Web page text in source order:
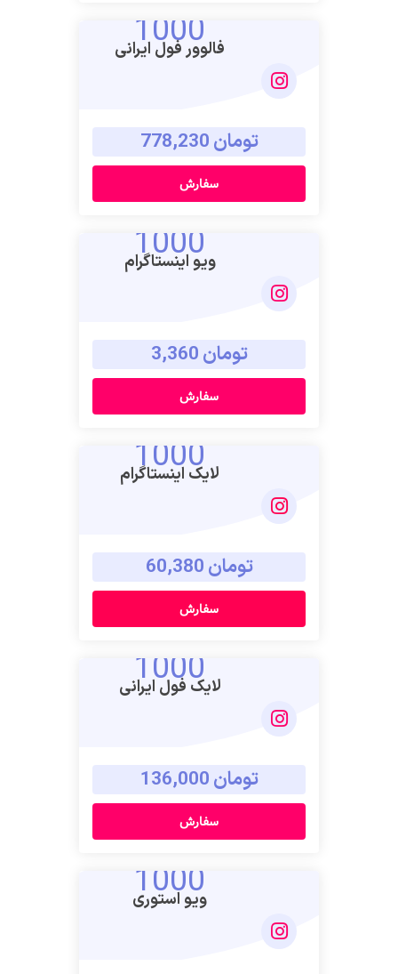
1000
فالوور فول ایرانی
تومان 778,230
سفارش
1000
ویو اینستاگرام
تومان 3,360
سفارش
1000
لایک اینستاگرام
تومان 60,380
سفارش
1000
لایک فول ایرانی
تومان 136,000
سفارش
1000
ویو استوری